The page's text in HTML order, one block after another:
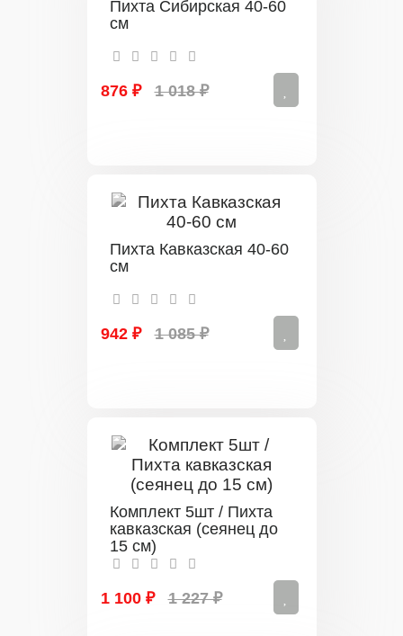
Пихта Сибирская 40-60
см
876 ₽ 1 018 ₽
Пихта Кавказская 40-60
см
942 ₽ 1 085 ₽
Комплект 5шт / Пихта
кавказская (сеянец до
15 см)
1 100 ₽ 1 227 ₽